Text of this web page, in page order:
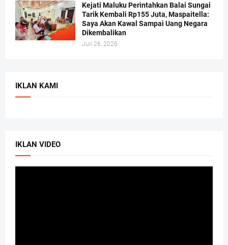
Kejati Maluku Perintahkan Balai Sungai
Tarik Kembali Rp155 Juta, Maspaitella:
Saya Akan Kawal Sampai Uang Negara
Dikembalikan
Juli 26, 2026
IKLAN KAMI
IKLAN VIDEO